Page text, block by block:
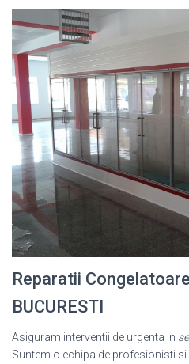
Reparatii
BUCURESTI
Asiguram interventii de urgenta in
Suntem o echipa de profesionisti